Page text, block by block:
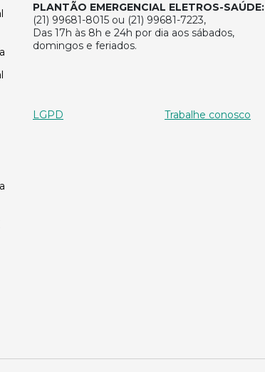
PLANTÃO EMERGENCIAL ELETROS-SAÚDE:
(21) 99681-8015 ou (21) 99681-7223,
Das 17h às 8h e 24h por dia aos sábados,
domingos e feriados.
LGPD Trabalhe conosco